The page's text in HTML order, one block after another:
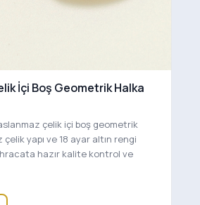
İçi Boş Geometrik Halka
çelik içi boş geometrik
yapı ve 18 ayar altın rengi
hazır kalite kontrol ve